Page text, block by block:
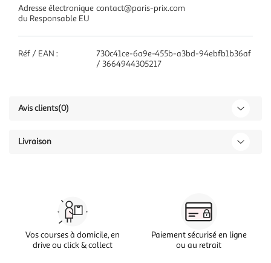
Adresse électronique
du Responsable EU
contact@paris-prix.com
Réf / EAN :
730c41ce-6a9e-455b-a3bd-94ebfb1b36af
/ 3664944305217
Avis clients(0)
Livraison
Vos courses à domicile, en
drive ou click & collect
Paiement sécurisé en ligne
ou au retrait